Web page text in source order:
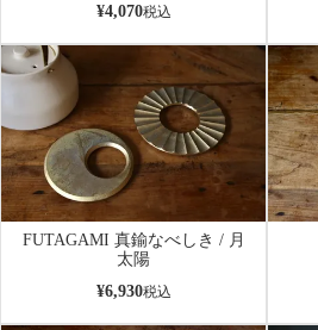
¥4,070税込
FUTAGAMI 真鍮なべしき / 月
太陽
¥6,930税込